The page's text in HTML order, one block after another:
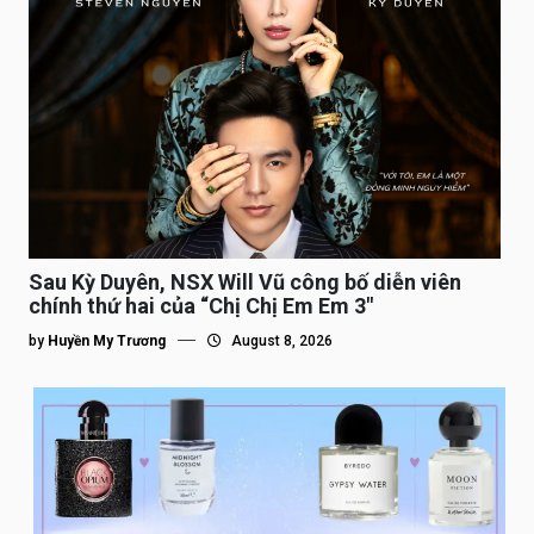
Sau Kỳ Duyên, NSX Will Vũ công bố diễn viên
chính thứ hai của “Chị Chị Em Em 3″
by Huyền My Trương August 8, 2026